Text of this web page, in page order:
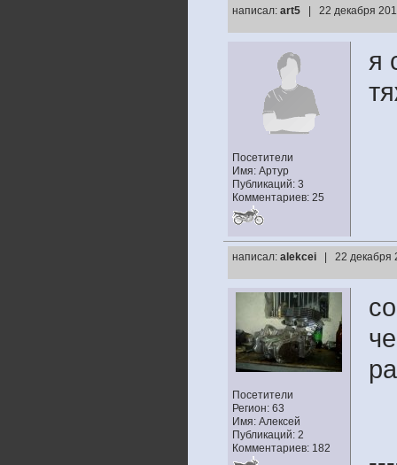
написал: art5 | 22 декабря
Посетители
Имя: Артур
Публикаций: 3
Комментариев: 25
я
написал: alekcei | 22
Посетители
Регион: 63
Имя: Алексей
Публикаций: 2
Комментариев: 182